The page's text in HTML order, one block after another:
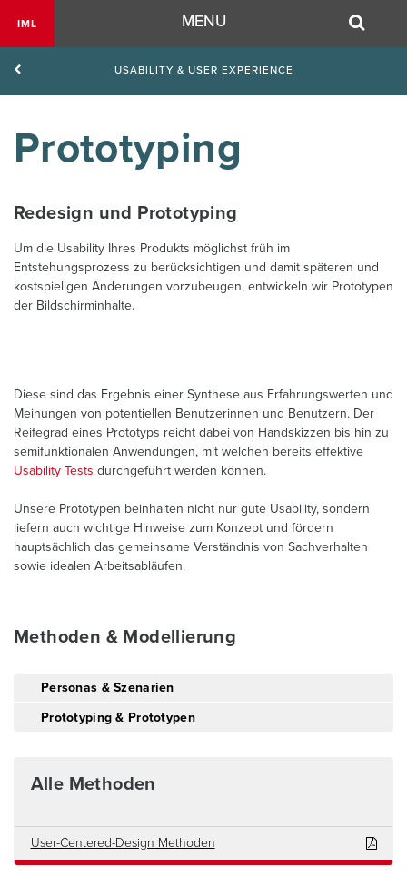
Navigation
IML MENU
USABILITY & USER EXPERIENCE
Prototyping
Redesign und Prototyping
Um die Usability Ihres Produkts möglichst früh im
Entstehungsprozess zu berücksichtigen und damit späteren und
kostspieligen Änderungen vorzubeugen, entwickeln wir Prototypen
der Bildschirminhalte.
Diese sind das Ergebnis einer Synthese aus Erfahrungswerten und
Meinungen von potentiellen Benutzerinnen und Benutzern. Der
Reifegrad eines Prototyps reicht dabei von Handskizzen bis hin zu
semifunktionalen Anwendungen, mit welchen bereits effektive
Usability Tests durchgeführt werden können.
Unsere Prototypen beinhalten nicht nur gute Usability, sondern
liefern auch wichtige Hinweise zum Konzept und fördern
hauptsächlich das gemeinsame Verständnis von Sachverhalten
sowie idealen Arbeitsabläufen.
Methoden & Modellierung
Personas & Szenarien
Prototyping & Prototypen
Alle Methoden
User-Centered-Design Methoden